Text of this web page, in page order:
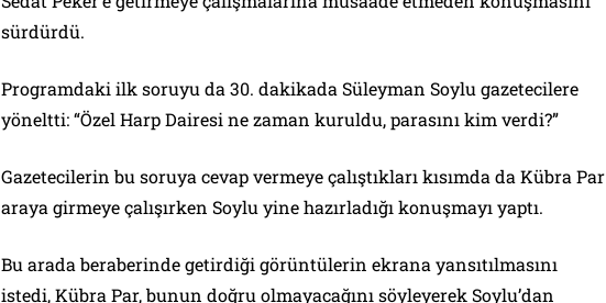
sürdürdü.
Programdaki ilk soruyu da 30. dakikada Süleyman Soylu gazetecilere
yöneltti: “Özel Harp Dairesi ne zaman kuruldu, parasını kim verdi?”
Gazetecilerin bu soruya cevap vermeye çalıştıkları kısımda da Kübra Par
araya girmeye çalışırken Soylu yine hazırladığı konuşmayı yaptı.
Bu arada beraberinde getirdiği görüntülerin ekrana yansıtılmasını
istedi, Kübra Par, bunun doğru olmayacağını söyleyerek Soylu’dan